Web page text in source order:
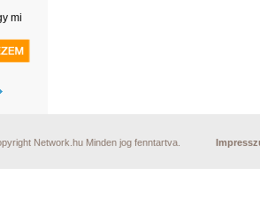
mi
Network.hu Minden jog fenntartva.